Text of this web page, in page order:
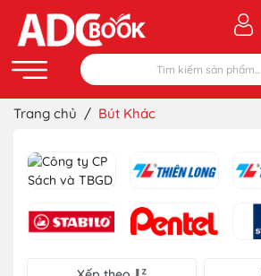
Trang chủ / Bút Khác